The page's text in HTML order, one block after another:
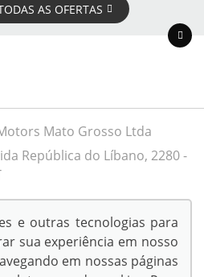
AS OFERTAS
Mato Grosso Ltda
República do Líbano, 2280 -
2026
os direitos reservados.
e outras tecnologias para
sua experiência em nosso
em nossas páginas